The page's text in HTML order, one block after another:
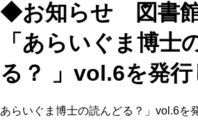
◆お知らせ 図書
「あらいぐま博士
る？ 」vol.6を発行
あらいぐま博士の読んどる？」vol.6を